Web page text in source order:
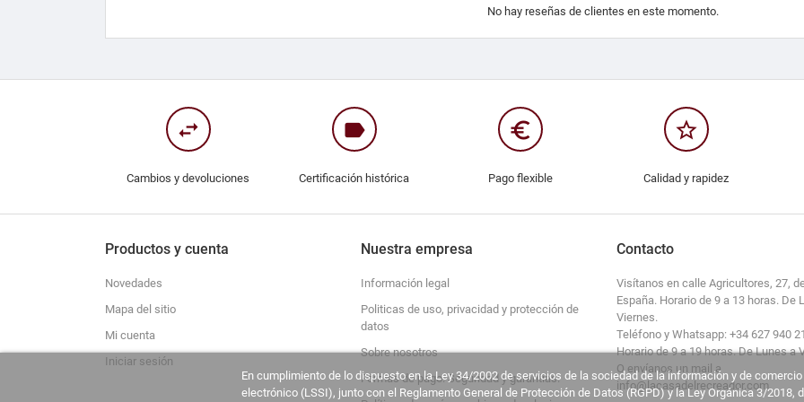
No hay reseñas de clientes en este momento.
swap_horiz
Cambios y devoluciones
label
Certificación histórica
euro_symbol
Pago flexible
star_border
Calidad y rapidez
Productos y cuenta
Novedades
Mapa del sitio
Mi cuenta
Iniciar sesión
Nuestra empresa
Información legal
Politicas de uso, privacidad y protección de
datos
Sobre nosotros
Formas de pago. Seguridad y garantías.
Contacto
Visítanos en calle Agricultores, 27,
España. Horario de 9 a 13 horas. De
Viernes.
Teléfono y Whatsapp: +34 627 940
Horario de 9 a 19 horas. De Lunes a
O envíanos un mail a
info@lacasadelrecreador.com.
En cumplimiento de lo dispuesto en la Ley 34/2002 de servicios de la sociedad de la información y de comercio
electrónico (LSSI), junto con el Reglamento General de Protección de Datos (RGPD) y la Ley Orgánica 3/2018,